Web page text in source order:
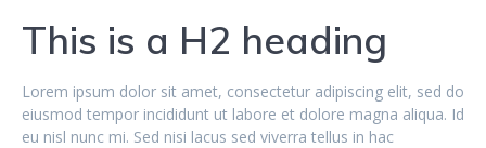
This is a H2 heading
Lorem ipsum dolor sit amet, consectetur adipiscing elit, sed do
eiusmod tempor incididunt ut labore et dolore magna aliqua. Id
eu nisl nunc mi. Sed nisi lacus sed viverra tellus in hac